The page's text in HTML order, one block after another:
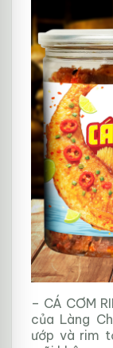
– CÁ CƠM
của Làng
ướp và rim